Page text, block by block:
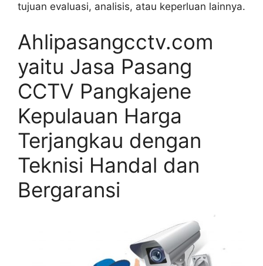
tujuan evaluasi, analisis, atau keperluan lainnya.
Ahlipasangcctv.com
yaitu Jasa Pasang
CCTV Pangkajene
Kepulauan Harga
Terjangkau dengan
Teknisi Handal dan
Bergaransi